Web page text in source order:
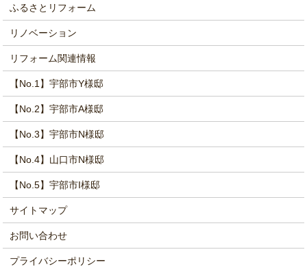
ふるさとリフォーム
リノベーション
リフォーム関連情報
【No.1】宇部市Y様邸
【No.2】宇部市A様邸
【No.3】宇部市N様邸
【No.4】山口市N様邸
【No.5】宇部市I様邸
サイトマップ
お問い合わせ
プライバシーポリシー